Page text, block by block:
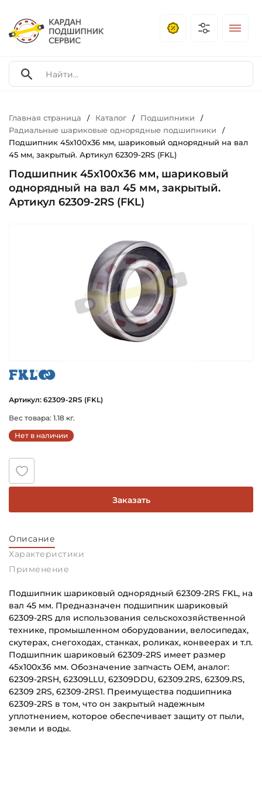
Главная страница / Каталог / Подшипники /
Радиальные шариковые однорядные подшипники /
Подшипник 45х100х36 мм, шариковый однорядный на вал
45 мм, закрытый. Артикул 62309-2RS (FKL)
Подшипник 45х100х36 мм, шариковый
однорядный на вал 45 мм, закрытый.
Артикул 62309-2RS (FKL)
Артикул: 62309-2RS (FKL)
Вес товара: 1.18 кг.
Нет в наличии
Заказать
Описание
Характеристики
Применение
Подшипник шариковый однорядный 62309-2RS FKL, на
вал 45 мм. Предназначен подшипник шариковый
62309-2RS для использования сельскохозяйственной
технике, промышленном оборудовании, велосипедах,
скутерах, снегоходах, станках, роликах, конвеерах и т.п.
Подшипник шариковый 62309-2RS имеет размер
45х100х36 мм. Обозначение запчасть OEM, аналог:
62309-2RSH, 62309LLU, 62309DDU, 62309.2RS, 62309.RS,
62309 2RS, 62309-2RS1. Преимущества подшипника
62309-2RS в том, что он закрытый надежным
уплотнением, которое обеспечивает защиту от пыли,
земли и воды.